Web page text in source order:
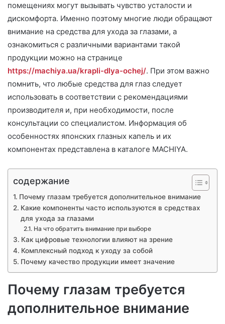
помещениях могут вызывать чувство усталости и
дискомфорта. Именно поэтому многие люди обращают
внимание на средства для ухода за глазами, а
ознакомиться с различными вариантами такой
продукции можно на странице
https://machiya.ua/krapli-dlya-ochej/. При этом важно
помнить, что любые средства для глаз следует
использовать в соответствии с рекомендациями
производителя и, при необходимости, после
консультации со специалистом. Информация об
особенностях японских глазных капель и их
компонентах представлена в каталоге MACHIYA.
содержание
Почему глазам требуется дополнительное внимание
Какие компоненты часто используются в средствах
для ухода за глазами
На что обратить внимание при выборе
Как цифровые технологии влияют на зрение
Комплексный подход к уходу за собой
Почему качество продукции имеет значение
Почему глазам требуется
дополнительное внимание